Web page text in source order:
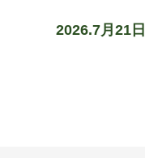
2026.7月21